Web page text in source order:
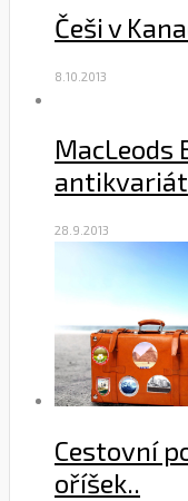
Češi v
8.10.2013
MacLeods
antikvariát
28.9.2013
Cestovní
oříšek..